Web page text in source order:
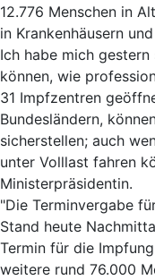
12.776 Menschen in
in Krankenhäusern
Ich habe mich
können, wie
31 Impfzentren
Bundesländern,
sicherstellen; auch
unter Volllast fahren
Ministerpräsidentin.
"Die Terminvergabe
Stand heute
Termin für die
weitere rund 76.000